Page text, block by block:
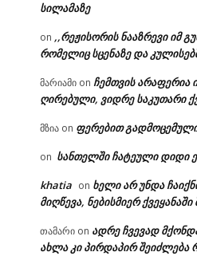
სილამაზე
on ,,რეჟისორის ნააზრევი იმ
რომელიც სცენაზე და
მარიამი on ჩემთვის არაფერია
ღირებული, ვიდრე საკუთარი
მზია on ფერებით
on სანთელში ჩატეული დიდი
khatia on ხელი არ უნდა
მიღწევა, ნებისმიერ
თამარი on ადრე ჩვევად
ახლა კი პირდაპირ შეიძლება